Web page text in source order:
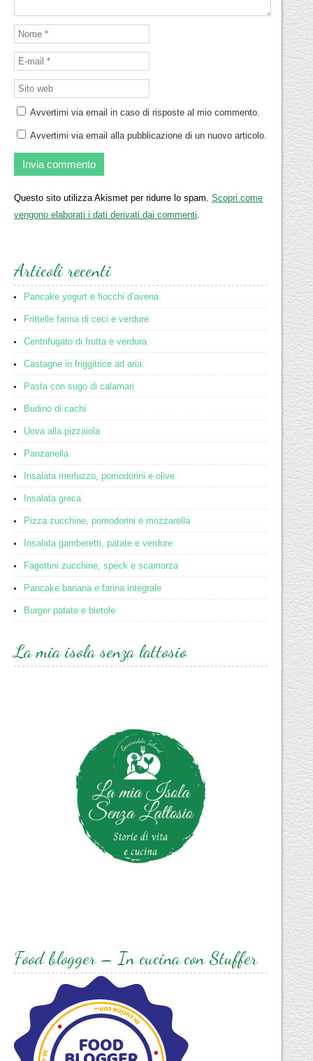
Avvertimi via email in caso di risposte al mio commento.
Avvertimi via email alla pubblicazione di un nuovo articolo.
Questo sito utilizza Akismet per ridurre lo spam.Scopri come
vengono elaborati i dati derivati dai commenti
Articoli recenti
Pancake yogurt e fiocchi d’avena
Frittelle farina di ceci e verdure
Centrifugato di frutta e verdura
Castagne in friggitrice ad aria
Pasta con sugo di calamari
Budino di cachi
Uova alla pizzaiola
Panzanella
Insalata merluzzo, pomodorini e olive
Insalata greca
Pizza zucchine, pomodorini e mozzarella
Insalata gamberetti, patate e verdure
Fagottini zucchine, speck e scamorza
Pancake banana e farina integrale
Burger patate e bietole
La mia isola senza lattosio
Food blogger – In cucina con Stuffer